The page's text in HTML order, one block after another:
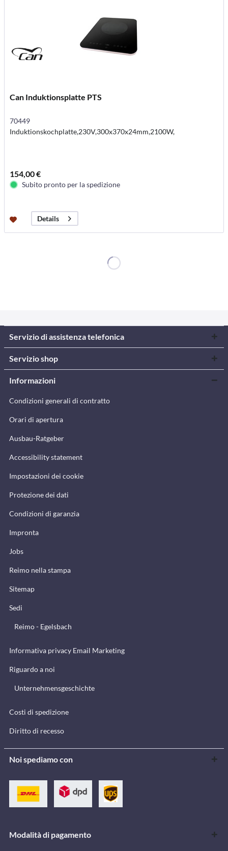
Can Induktionsplatte PTS
70449
Induktionskochplatte,230V,300x370x24mm,2100W,
154,00 €
Subito pronto per la spedizione
Details
Servizio di assistenza telefonica
Servizio shop
Informazioni
Condizioni generali di contratto
Orari di apertura
Ausbau-Ratgeber
Accessibility statement
Impostazioni dei cookie
Protezione dei dati
Condizioni di garanzia
Impronta
Jobs
Reimo nella stampa
Sitemap
Sedi
Reimo - Egelsbach
Informativa privacy Email Marketing
Riguardo a noi
Unternehmensgeschichte
Costi di spedizione
Diritto di recesso
Noi spediamo con
Modalità di pagamento